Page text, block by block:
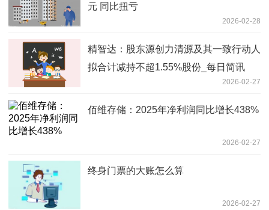
元 同比扭亏
2026-02-28
精智达：股东源创力清源及其一致行动人
拟合计减持不超1.55%股份_每日简讯
2026-02-27
佰维存储：2025年净利润同比增长438%
2026-02-27
终身门票的大账怎么算
2026-02-27